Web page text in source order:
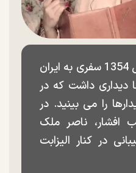
الیزابت تیلور که در سال 1354 سفری به ایران
دیداری داشت که در
را می بینید. در
افشار، ناصر ملک
در کنار الیزابت